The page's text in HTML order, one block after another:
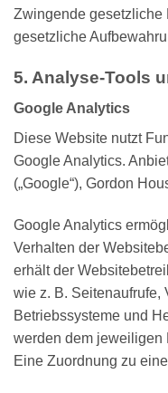
Zwingende gesetzliche
gesetzliche
5. Analyse-Tools
Google Analytics
Diese Website nutzt
Google Analytics.
(„Google“), Gordon
Google Analytics
Verhalten der
erhält der
wie z. B. Seitenaufrufe,
Betriebssysteme und
werden dem jeweiligen
Eine Zuordnung zu